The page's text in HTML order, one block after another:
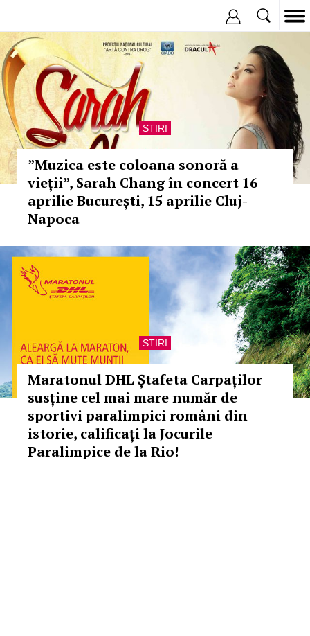
STIRI
”Muzica este coloana sonoră a
vieții”, Sarah Chang în concert 16
aprilie București, 15 aprilie Cluj-
Napoca
STIRI
Maratonul DHL Ștafeta Carpaților
susține cel mai mare număr de
sportivi paralimpici români din
istorie, calificați la Jocurile
Paralimpice de la Rio!